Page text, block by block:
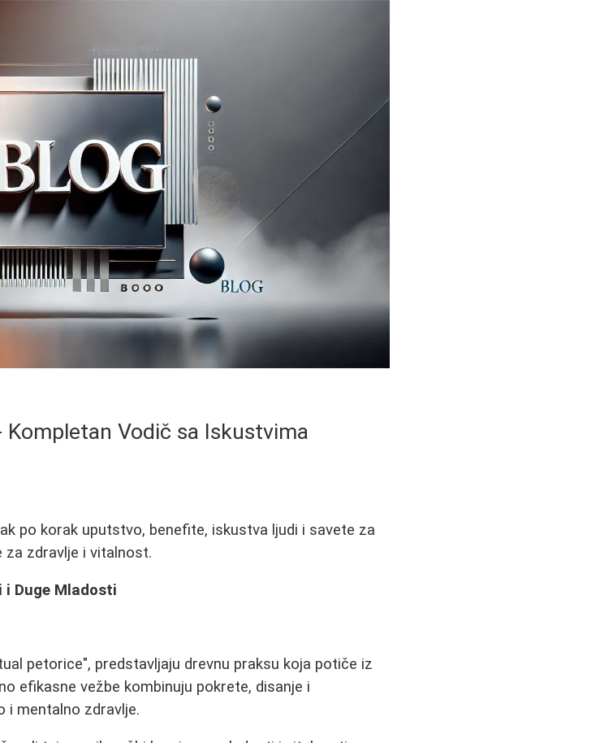
Kompletan Vodič sa Iskustvima
po korak uputstvo, benefite, iskustva ljudi i savete za
za zdravlje i vitalnost.
Duge Mladosti
petorice", predstavljaju drevnu praksu koja potiče iz
efikasne vežbe kombinuju pokrete, disanje i
i mentalno zdravlje.